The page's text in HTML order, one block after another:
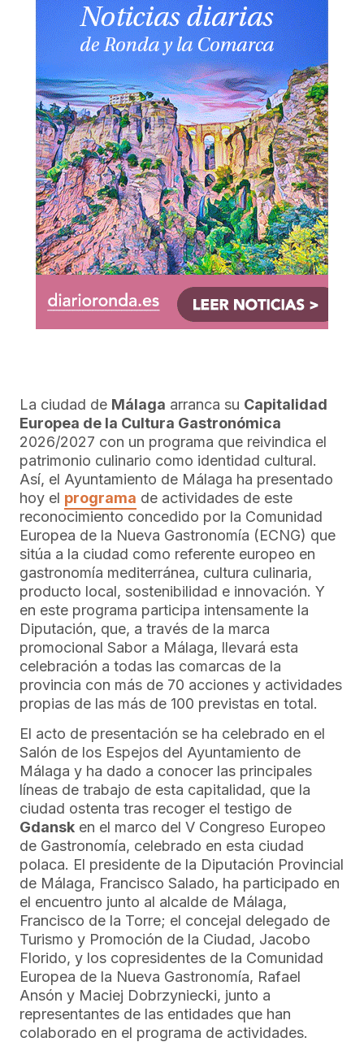
La ciudad de Málaga arranca su Capitalidad
Europea de la Cultura Gastronómica
2026/2027 con un programa que reivindica el
patrimonio culinario como identidad cultural.
Así, el Ayuntamiento de Málaga ha presentado
hoy el programa de actividades de este
reconocimiento concedido por la Comunidad
Europea de la Nueva Gastronomía (ECNG) que
sitúa a la ciudad como referente europeo en
gastronomía mediterránea, cultura culinaria,
producto local, sostenibilidad e innovación. Y
en este programa participa intensamente la
Diputación, que, a través de la marca
promocional Sabor a Málaga, llevará esta
celebración a todas las comarcas de la
provincia con más de 70 acciones y actividades
propias de las más de 100 previstas en total.
El acto de presentación se ha celebrado en el
Salón de los Espejos del Ayuntamiento de
Málaga y ha dado a conocer las principales
líneas de trabajo de esta capitalidad, que la
ciudad ostenta tras recoger el testigo de
Gdansk en el marco del V Congreso Europeo
de Gastronomía, celebrado en esta ciudad
polaca. El presidente de la Diputación Provincial
de Málaga, Francisco Salado, ha participado en
el encuentro junto al alcalde de Málaga,
Francisco de la Torre; el concejal delegado de
Turismo y Promoción de la Ciudad, Jacobo
Florido, y los copresidentes de la Comunidad
Europea de la Nueva Gastronomía, Rafael
Ansón y Maciej Dobrzyniecki, junto a
representantes de las entidades que han
colaborado en el programa de actividades.